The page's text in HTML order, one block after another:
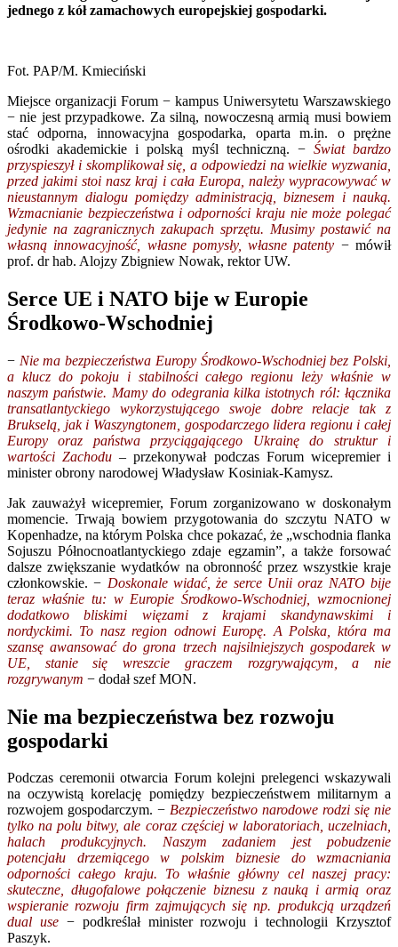
jednego z kół zamachowych europejskiej gospodarki.
Fot. PAP/M. Kmieciński
Miejsce organizacji Forum − kampus Uniwersytetu Warszawskiego
− nie jest przypadkowe. Za silną, nowoczesną armią musi bowiem
stać odporna, innowacyjna gospodarka, oparta m.in. o prężne
ośrodki akademickie i polską myśl techniczną. − Świat bardzo
przyspieszył i skomplikował się, a odpowiedzi na wielkie wyzwania,
przed jakimi stoi nasz kraj i cała Europa, należy wypracowywać w
nieustannym dialogu pomiędzy administracją, biznesem i nauką.
Wzmacnianie bezpieczeństwa i odporności kraju nie może polegać
jedynie na zagranicznych zakupach sprzętu. Musimy postawić na
własną innowacyjność, własne pomysły, własne patenty − mówił
prof. dr hab. Alojzy Zbigniew Nowak, rektor UW.
Serce UE i NATO bije w Europie
Środkowo-Wschodniej
− Nie ma bezpieczeństwa Europy Środkowo-Wschodniej bez Polski,
a klucz do pokoju i stabilności całego regionu leży właśnie w
naszym państwie. Mamy do odegrania kilka istotnych ról: łącznika
transatlantyckiego wykorzystującego swoje dobre relacje tak z
Brukselą, jak i Waszyngtonem, gospodarczego lidera regionu i całej
Europy oraz państwa przyciągającego Ukrainę do struktur i
wartości Zachodu – przekonywał podczas Forum wicepremier i
minister obrony narodowej Władysław Kosiniak-Kamysz.
Jak zauważył wicepremier, Forum zorganizowano w doskonałym
momencie. Trwają bowiem przygotowania do szczytu NATO w
Kopenhadze, na którym Polska chce pokazać, że „wschodnia flanka
Sojuszu Północnoatlantyckiego zdaje egzamin”, a także forsować
dalsze zwiększanie wydatków na obronność przez wszystkie kraje
członkowskie. − Doskonale widać, że serce Unii oraz NATO bije
teraz właśnie tu: w Europie Środkowo-Wschodniej, wzmocnionej
dodatkowo bliskimi więzami z krajami skandynawskimi i
nordyckimi. To nasz region odnowi Europę. A Polska, która ma
szansę awansować do grona trzech najsilniejszych gospodarek w
UE, stanie się wreszcie graczem rozgrywającym, a nie
rozgrywanym − dodał szef MON.
Nie ma bezpieczeństwa bez rozwoju
gospodarki
Podczas ceremonii otwarcia Forum kolejni prelegenci wskazywali
na oczywistą korelację pomiędzy bezpieczeństwem militarnym a
rozwojem gospodarczym. − Bezpieczeństwo narodowe rodzi się nie
tylko na polu bitwy, ale coraz częściej w laboratoriach, uczelniach,
halach produkcyjnych. Naszym zadaniem jest pobudzenie
potencjału drzemiącego w polskim biznesie do wzmacniania
odporności całego kraju. To właśnie główny cel naszej pracy:
skuteczne, długofalowe połączenie biznesu z nauką i armią oraz
wspieranie rozwoju firm zajmujących się np. produkcją urządzeń
dual use − podkreślał minister rozwoju i technologii Krzysztof
Paszyk.